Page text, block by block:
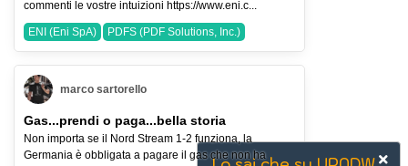
commenti le vostre intuizioni https://www.eni.c...
ENI (Eni SpA) PDFS (PDF Solutions, Inc.)
marco sartorello
Gas...prendi o paga...bella storia
Non importa se il Nord Stream 1-2 funziona, la
Germania è obbligata a pagare il gas che non ha